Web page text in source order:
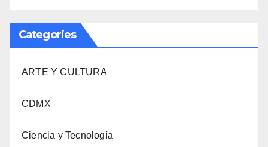
Categories
ARTE Y CULTURA
CDMX
Ciencia y Tecnología